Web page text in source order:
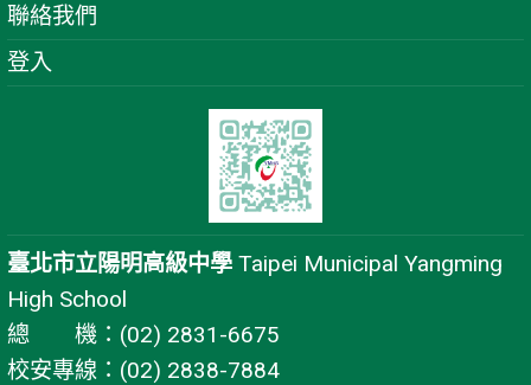
聯絡我們
登入
臺北市立陽明高級中學 Taipei Municipal Yangming
High School
總 機：(02) 2831-6675
校安專線：(02) 2838-7884